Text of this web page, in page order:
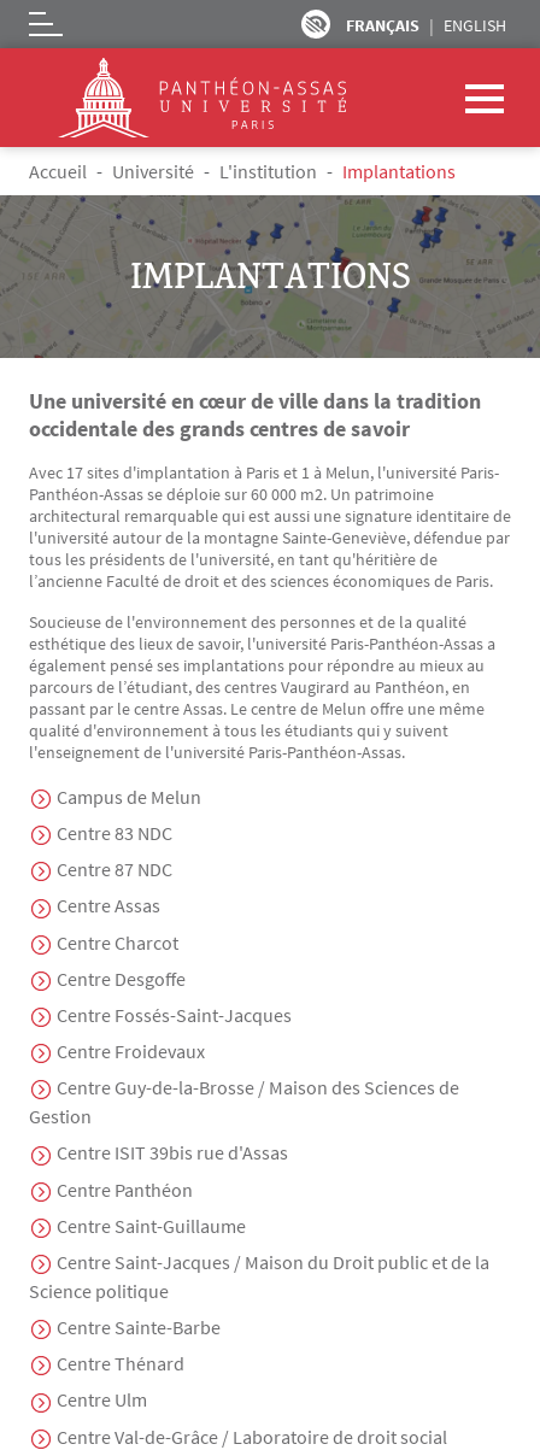
Aller au contenu principal
FRANÇAIS ENGLISH
Logo
Fil d'Ariane
Accueil Université L'institution Implantations
IMPLANTATIONS
Une université en cœur de ville dans la tradition
occidentale des grands centres de savoir
Avec 17 sites d'implantation à Paris et 1 à Melun, l'université Paris-
Panthéon-Assas se déploie sur 60 000 m2. Un patrimoine
architectural remarquable qui est aussi une signature identitaire de
l'université autour de la montagne Sainte-Geneviève, défendue par
tous les présidents de l'université, en tant qu'héritière de
l’ancienne Faculté de droit et des sciences économiques de Paris.
Soucieuse de l'environnement des personnes et de la qualité
esthétique des lieux de savoir, l'université Paris-Panthéon-Assas a
également pensé ses implantations pour répondre au mieux au
parcours de l’étudiant, des centres Vaugirard au Panthéon, en
passant par le centre Assas. Le centre de Melun offre une même
qualité d'environnement à tous les étudiants qui y suivent
l'enseignement de l'université Paris-Panthéon-Assas.
Campus de Melun
Centre 83 NDC
Centre 87 NDC
Centre Assas
Centre Charcot
Centre Desgoffe
Centre Fossés-Saint-Jacques
Centre Froidevaux
Centre Guy-de-la-Brosse / Maison des Sciences de
Gestion
Centre ISIT 39bis rue d'Assas
Centre Panthéon
Centre Saint-Guillaume
Centre Saint-Jacques / Maison du Droit public et de la
Science politique
Centre Sainte-Barbe
Centre Thénard
Centre Ulm
Centre Val-de-Grâce / Laboratoire de droit social